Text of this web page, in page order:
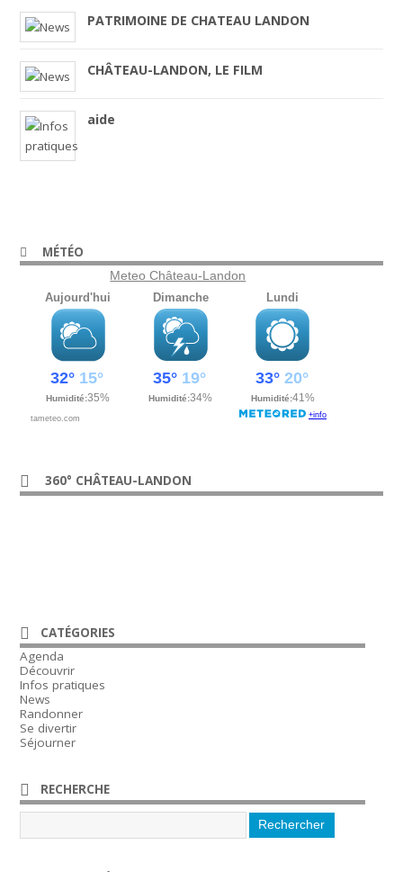
PATRIMOINE DE CHATEAU LANDON
CHÂTEAU-LANDON, LE FILM
aide
MÉTÉO
Meteo Château-Landon
360° CHÂTEAU-LANDON
CATÉGORIES
Agenda
Découvrir
Infos pratiques
News
Randonner
Se divertir
Séjourner
RECHERCHE